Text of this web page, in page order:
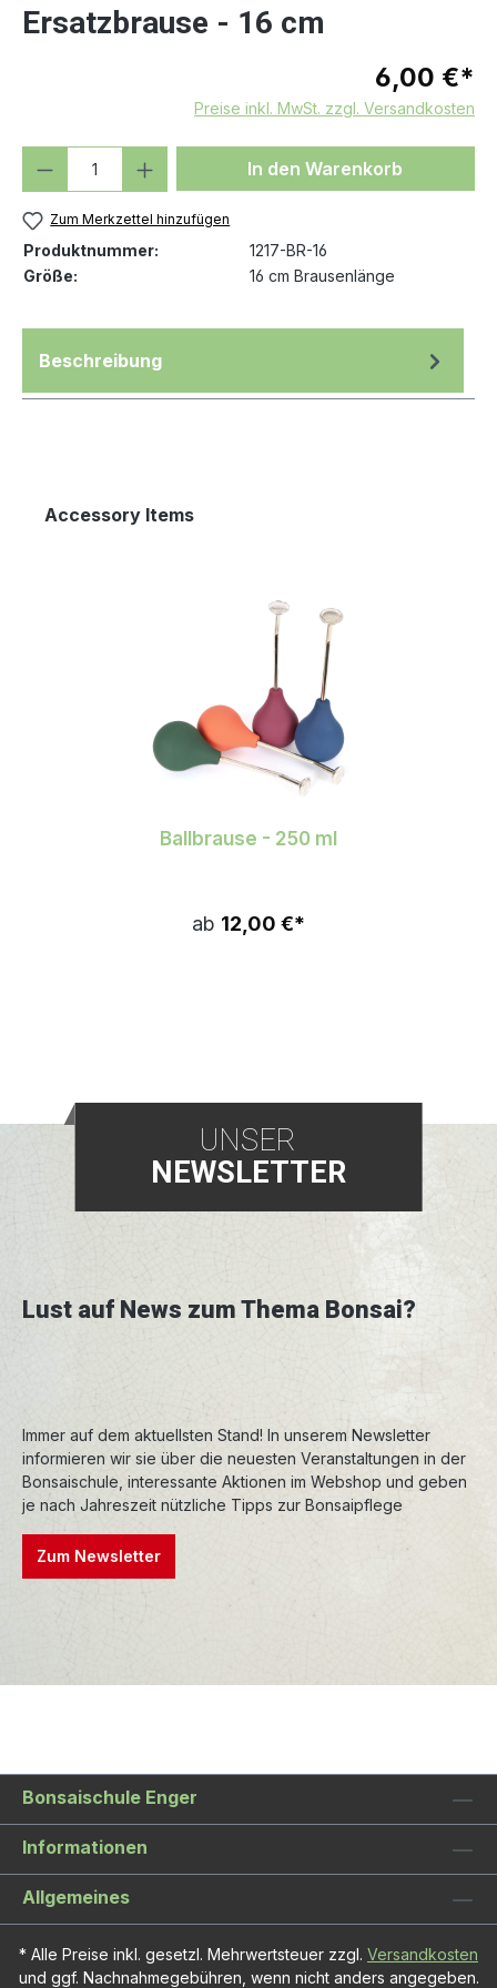
Ersatzbrause - 16 cm
6,00 €*
Preise inkl. MwSt. zzgl. Versandkosten
Produkt Anzahl: Gib denIn den Warenkorb
Zum Merkzettel hinzufügen
Produktnummer:
1217-BR-16
Größe:
16 cm Brausenlänge
Beschreibung
Produktgalerie überspringen
Accessory Items
Ballbrause - 250 ml
ab 12,00 €*
UNSER
NEWSLETTER
Lust auf News zum Thema Bonsai?
Immer auf dem aktuellsten Stand! In unserem Newsletter
informieren wir sie über die neuesten Veranstaltungen in der
Bonsaischule, interessante Aktionen im Webshop und geben
je nach Jahreszeit nützliche Tipps zur Bonsaipflege
Zum Newsletter
Bonsaischule Enger
Informationen
Allgemeines
* Alle Preise inkl. gesetzl. Mehrwertsteuer zzgl. Versandkosten
und ggf. Nachnahmegebühren, wenn nicht anders angegeben.